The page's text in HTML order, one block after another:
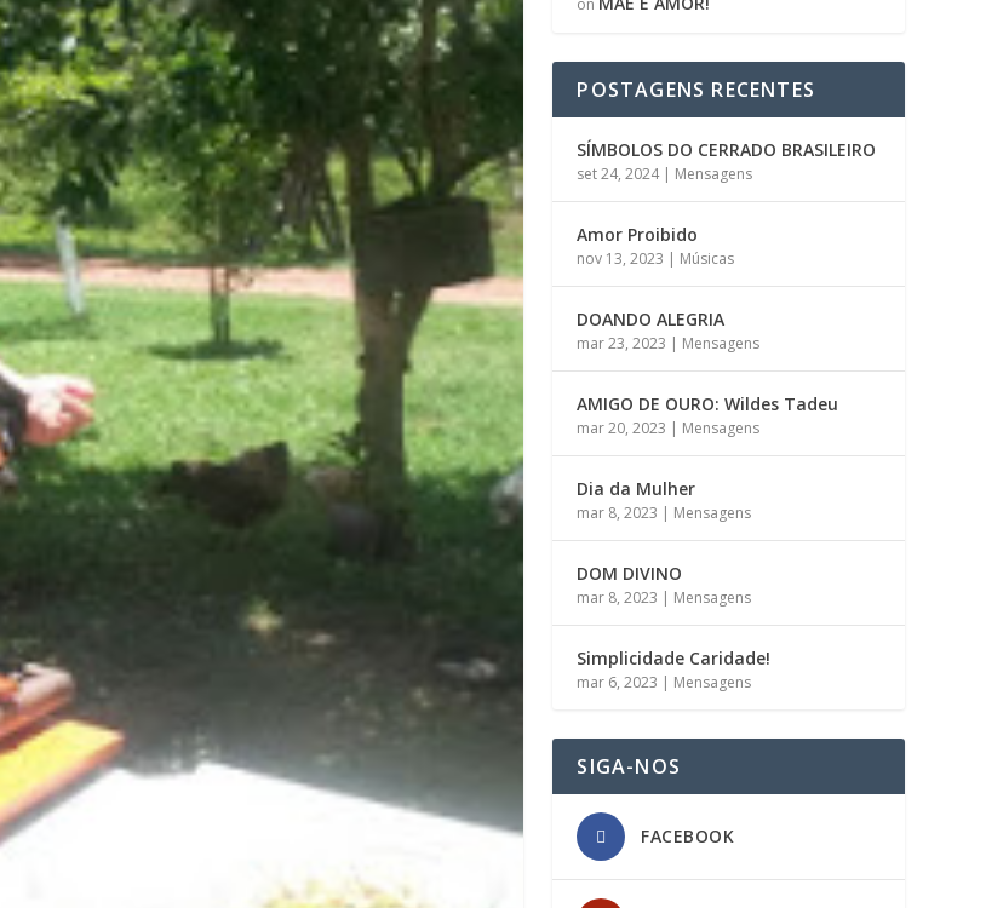
on
POSTAGENS RECENTES
SÍMBOLOS DO CERRADO BRASILEIRO
set 24, 2024| Mensagens
Amor Proibido
nov 13, 2023 | Músicas
DOANDO ALEGRIA
mar 23, 2023 | Mensagens
AMIGO DE OURO: Wildes Tadeu
mar 20, 2023 | Mensagens
Dia da Mulher
mar 8, 2023 | Mensagens
DOM DIVINO
mar 8, 2023 | Mensagens
Simplicidade Caridade!
mar 6, 2023 | Mensagens
SIGA-NOS
FACEBOOK